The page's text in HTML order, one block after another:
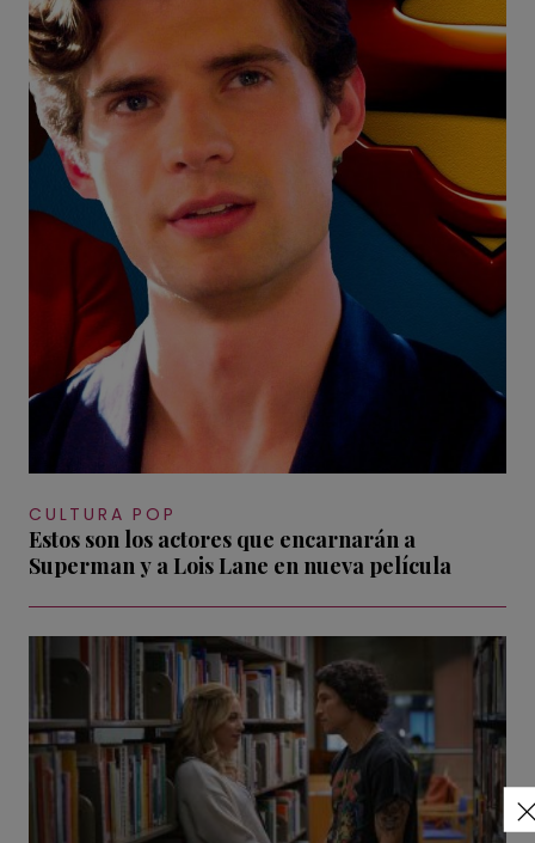
CULTURA POP
Estos son los actores que encarnarán a
Superman y a Lois Lane en nueva película